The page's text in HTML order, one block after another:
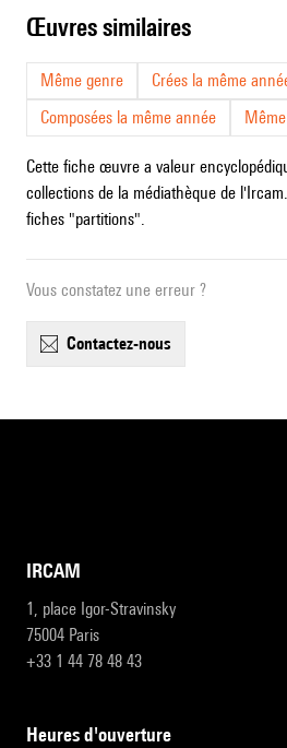
œuvres similaires
Même genre
Crées la même
Composées la même année
Cette fiche œuvre a valeur
collections de la médiathèque de
fiches "partitions".
Vous constatez une erreur ?
contactez-nous
IRCAM
1, place Igor-Stravinsky
75004 Paris
+33 1 44 78 48 43
heures d'ouverture